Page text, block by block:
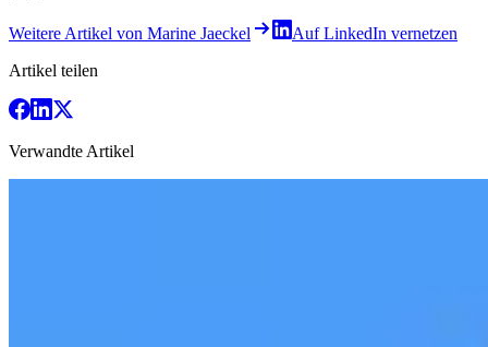
Weitere Artikel von Marine Jaeckel
Auf LinkedIn vernetzen
Artikel teilen
Verwandte Artikel